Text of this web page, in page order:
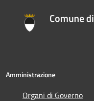
Comune
Amministrazione
Organi di Governo